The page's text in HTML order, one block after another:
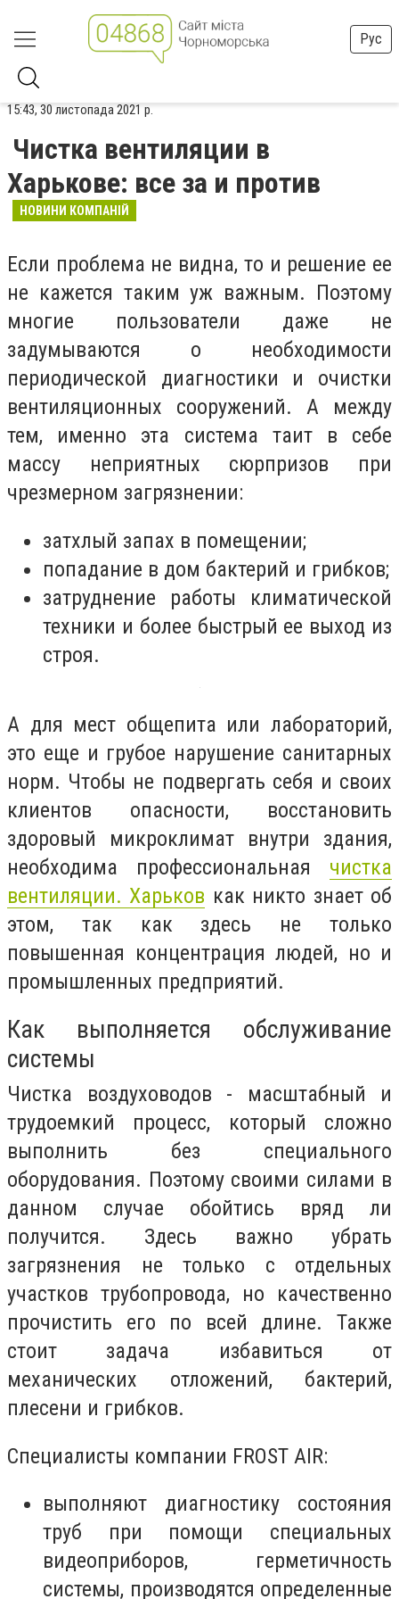
Рус
15:43, 30 листопада 2021 р.
Чистка вентиляции в
Харькове: все за и против
НОВИНИ КОМПАНІЙ
Если проблема не видна, то и решение ее
не кажется таким уж важным. Поэтому
многие пользователи даже не
задумываются о необходимости
периодической диагностики и очистки
вентиляционных сооружений. А между
тем, именно эта система таит в себе
массу неприятных сюрпризов при
чрезмерном загрязнении:
затхлый запах в помещении;
попадание в дом бактерий и грибков;
затруднение работы климатической
техники и более быстрый ее выход из
строя.
А для мест общепита или лабораторий,
это еще и грубое нарушение санитарных
норм. Чтобы не подвергать себя и своих
клиентов опасности, восстановить
здоровый микроклимат внутри здания,
необходима профессиональная чистка
вентиляции. Харьков как никто знает об
этом, так как здесь не только
повышенная концентрация людей, но и
промышленных предприятий.
Как выполняется обслуживание
системы
Чистка воздуховодов - масштабный и
трудоемкий процесс, который сложно
выполнить без специального
оборудования. Поэтому своими силами в
данном случае обойтись вряд ли
получится. Здесь важно убрать
загрязнения не только с отдельных
участков трубопровода, но качественно
прочистить его по всей длине. Также
стоит задача избавиться от
механических отложений, бактерий,
плесени и грибков.
Специалисты компании FROST AIR:
выполняют диагностику состояния
труб при помощи специальных
видеоприборов, герметичность
системы, производятся определенные